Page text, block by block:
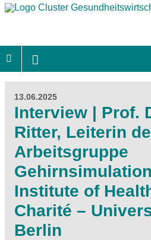
13.06.2025
Interview | Prof.
Ritter, Leiterin
Arbeitsgruppe
Institute of
Charité –
Berlin